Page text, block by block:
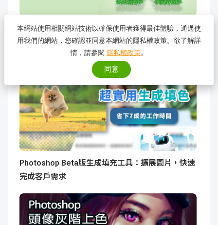
Photoshop 草皮文字效果教學：簡單步驟打造生動
立體文字
Photoshop Beta版生成填充工具：擴展圖片，快速
完成客戶需求
本網站使用相關網站技術以確保使用者獲得最佳體驗，通過使
用我們的網站，您確認並同意本網站的隱私權政策。欲了解詳
情，請參閱 隱私權政策。
同意